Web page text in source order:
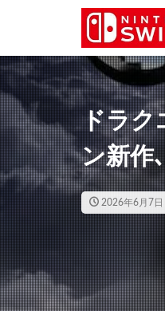
ドラク
ン新作
2026年6月7